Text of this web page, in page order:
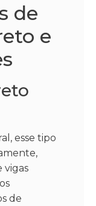
de
e
esse tipo
vigas
de